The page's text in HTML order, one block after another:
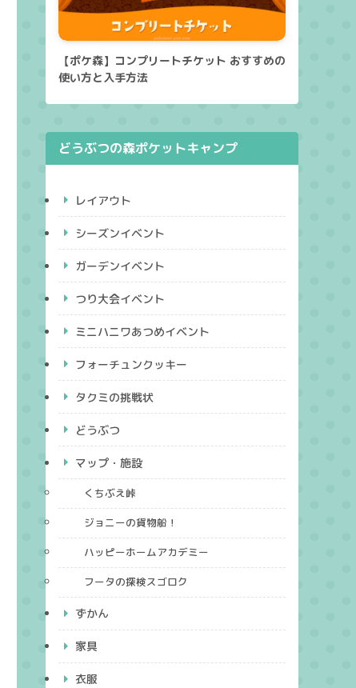
【ポケ森】コンプリートチケット おすすめの
使い方と入手方法
どうぶつの森ポケットキャンプ
レイアウト
シーズンイベント
ガーデンイベント
つり大会イベント
ミニハニワあつめイベント
フォーチュンクッキー
タクミの挑戦状
どうぶつ
マップ・施設
くちぶえ峠
ジョニーの貨物船！
ハッピーホームアカデミー
フータの探検スゴロク
ずかん
家具
衣服